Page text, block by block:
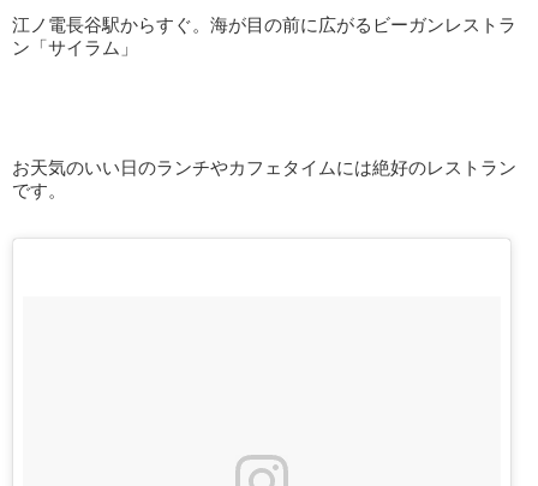
江ノ電長谷駅からすぐ。海が目の前に広がるビーガンレストラ
ン「サイラム」
お天気のいい日のランチやカフェタイムには絶好のレストラン
です。